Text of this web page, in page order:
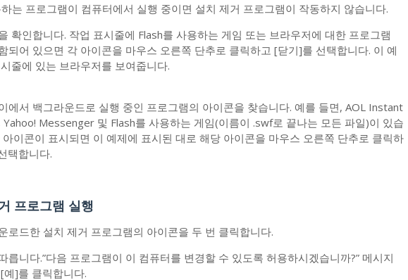
는 프로그램이 컴퓨터에서 실행 중이면 설치 제거 프로그램이 작동하지 않습니다.
확인합니다. 작업 표시줄에 Flash를 사용하는 게임 또는 브라우저에 대한 프로그램
되어 있으면 각 아이콘을 마우스 오른쪽 단추로 클릭하고 [닫기]를 선택합니다. 이 예
줄에 있는 브라우저를 보여줍니다.
에서 백그라운드로 실행 중인 프로그램의 아이콘을 찾습니다. 예를 들면, AOL Instant
Messenger 및 Flash를 사용하는 게임(이름이 .swf로 끝나는 모든 파일)이 있습
아이콘이 표시되면 이 예제에 표시된 대로 해당 아이콘을 마우스 오른쪽 단추로 클릭하
택합니다.
프로그램 실행
로드한 설치 제거 프로그램의 아이콘을 두 번 클릭합니다.
릅니다.”다음 프로그램이 이 컴퓨터를 변경할 수 있도록 허용하시겠습니까?” 메시지
예]를 클릭합니다.